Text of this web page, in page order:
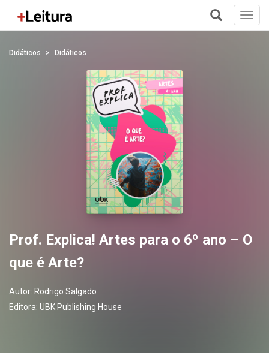
Didáticos Didáticos
Prof. Explica! Artes para o 6º ano – O
que é Arte?
Autor: Rodrigo Salgado
Editora: UBK Publishing House